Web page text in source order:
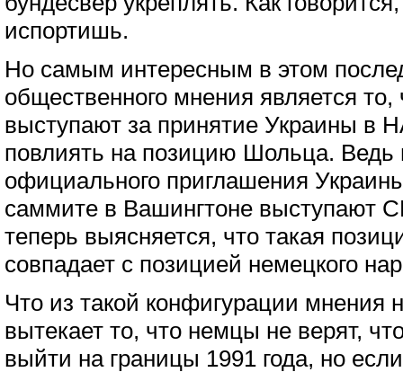
испортишь.
Но самым интересным в этом
общественного мнения является
выступают за принятие Украины в
повлиять на позицию Шольца. Ведь
официального приглашения
саммите в Вашингтоне выступают
теперь выясняется, что такая
совпадает с позицией немецкого
Что из такой конфигурации мнения
вытекает то, что немцы не верят,
выйти на границы 1991 года, но